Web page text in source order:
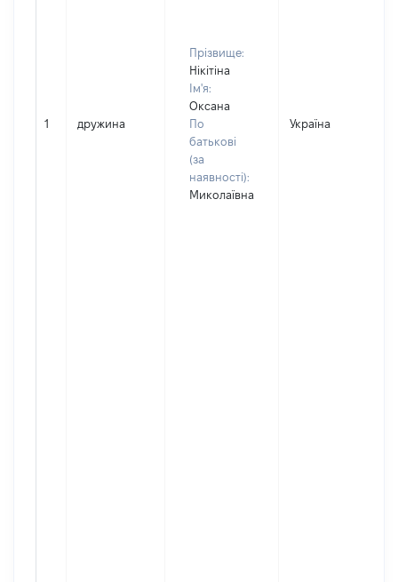
1 дружина
Прізвище:
Нікітіна
Ім'я:
Оксана
По
батькові
(за
наявності):
Миколаївна
Україна